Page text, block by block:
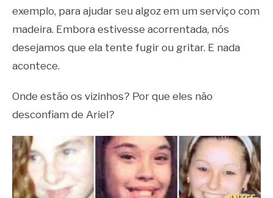
exemplo, para ajudar seu algoz em um serviço com
madeira. Embora estivesse acorrentada, nós
desejamos que ela tente fugir ou gritar. E nada
acontece.
Onde estão os vizinhos? Por que eles não
desconfiam de Ariel?